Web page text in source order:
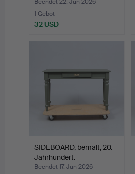
Beendet 22. Jun 2026
1 Gebot
32 USD
SIDEBOARD, bemalt, 20.
Jahrhundert.
Beendet 17. Jun 2026